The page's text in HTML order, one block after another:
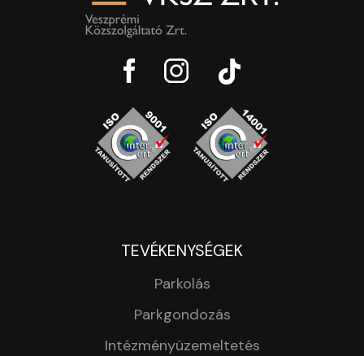
TEVÉKENYSÉGEK
Parkolás
Parkgondozás
Intézményüzemeltetés